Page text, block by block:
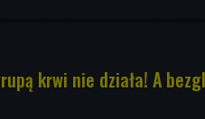
krwi nie działa! A